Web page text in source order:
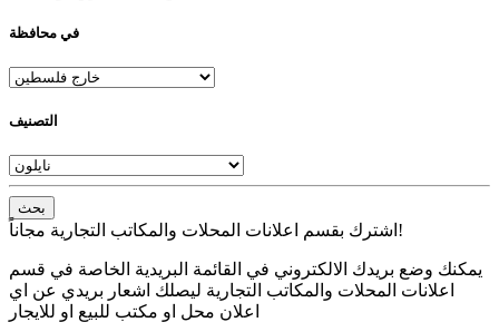
في محافظة
التصنيف
بحث
اشترك بقسم اعلانات المحلات والمكاتب التجارية مجاناً!
يمكنك وضع بريدك الالكتروني في القائمة البريدية الخاصة في قسم
اعلانات المحلات والمكاتب التجارية ليصلك اشعار بريدي عن اي
اعلان محل او مكتب للبيع او للايجار